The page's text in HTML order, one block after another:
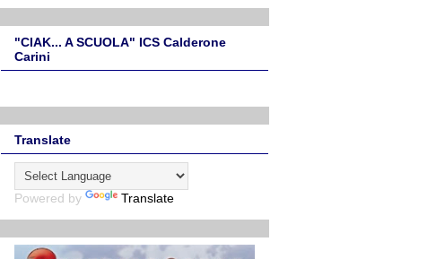
"CIAK... A SCUOLA" ICS Calderone
Carini
Translate
Powered by Translate